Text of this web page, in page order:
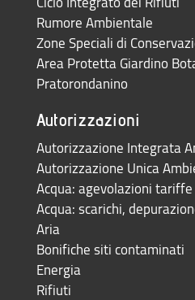
Rumore Ambientale
Zone Speciali di
Area Protetta Giardino
Pratorondanino
Autorizzazioni
Autorizzazione Integrata
Autorizzazione Unica
Acqua: agevolazioni tariffe
Acqua: scarichi,
Aria
Bonifiche siti contaminati
Energia
Rifiuti